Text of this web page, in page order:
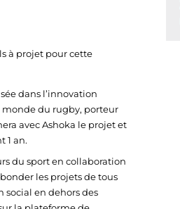
à projet pour cette
dans l’innovation
monde du rugby, porteur
avec Ashoka le projet et
1 an.
du sport en collaboration
les projets de tous
social en dehors des